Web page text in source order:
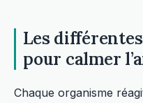
Les
pour calmer
Chaque organisme